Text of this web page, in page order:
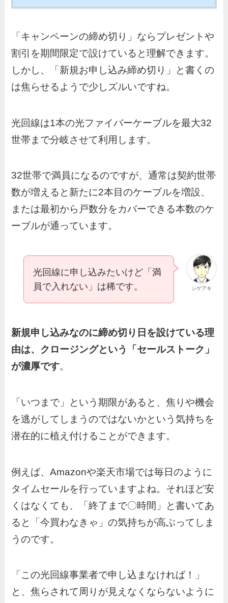
「キャンペーンの締め切り」ならプレゼントや
割引を期間限定で設けていると理解できます。
しかし、「新規お申し込み締め切り」と書くの
は焦らせるようで少しズルいですね。
光回線は1本の光ファイバーケーブルを最大32
世帯まで分岐させて利用します。
32世帯で満員になるのですが、通常は契約世帯
数が増えると新たに2本目のケーブルを増設、
または最初から戸数分をカバーできる本数のケ
ーブルが通っています。
シゲアキ
光回線に申し込みたいけど「満
員で入れない」は稀です。
新規申し込みなのに締め切り日を設けている理
由は、クロージングという「セールストーク」
が濃厚です。
「いつまで」という期限があると、焦りや機会
を逃がしてしまうのではないかという気持ちを
潜在的に植え付けることができます。
例えば、Amazonや楽天市場では毎日のように
タイムセールを行っていますよね。それほど安
くはなくても、「終了まで〇時間」と書いてあ
ると「今買わなきゃ」の気持ちが高ぶってしま
うのです。
「この光回線事業者で申し込まなければ！」
と、焦らされて周りが見えなくならないように